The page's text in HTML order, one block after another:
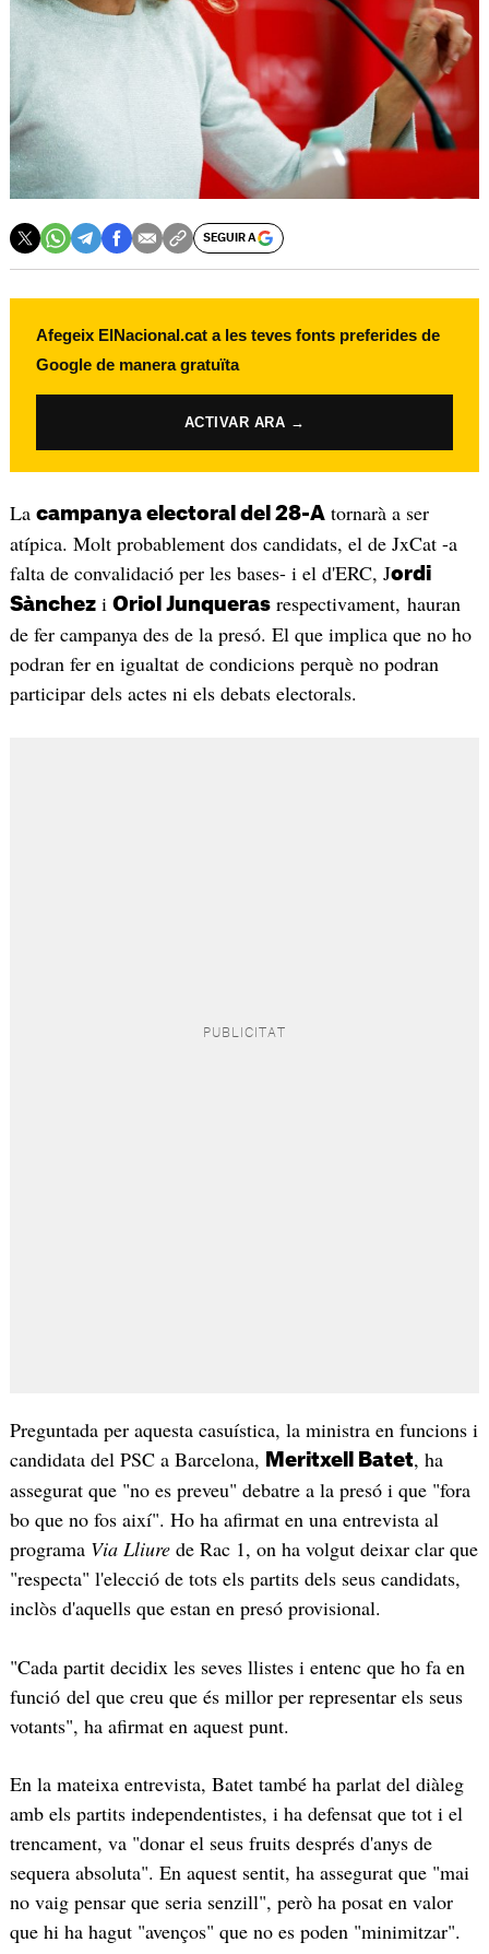
SEGUIR A
Afegeix ElNacional.cat a les teves fonts preferides de
Google de manera gratuïta
ACTIVAR ARA →
La campanya electoral del 28-Atornarà a ser
atípica. Molt probablement dos candidats, el de JxCat -a
falta de convalidació per les bases- i el d'ERC, Jordi
Sànchezi Oriol Junquerasrespectivament, hauran
de fer campanya des de la presó. El que implica que no ho
podran fer en igualtat de condicions perquè no podran
participar dels actes ni els debats electorals.
Preguntada per aquesta casuística, la ministra en funcions i
candidata del PSC a Barcelona, Meritxell Batet, ha
assegurat que "no es preveu" debatre a la presó i que "fora
bo que no fos així". Ho ha afirmat en una entrevista al
programa Via Lliurede Rac 1, on ha volgut deixar clar que
"respecta" l'elecció de tots els partits dels seus candidats,
inclòs d'aquells que estan en presó provisional.
"Cada partit decidix les seves llistes i entenc que ho fa en
funció del que creu que és millor per representar els seus
votants", ha afirmat en aquest punt.
En la mateixa entrevista, Batet també ha parlat del diàleg
amb els partits independentistes, i ha defensat que tot i el
trencament, va "donar el seus fruits després d'anys de
sequera absoluta". En aquest sentit, ha assegurat que "mai
no vaig pensar que seria senzill", però ha posat en valor
que hi ha hagut "avenços" que no es poden "minimitzar".